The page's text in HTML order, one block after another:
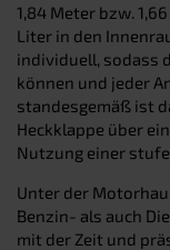
1,84 Meter bzw.
Liter in den
individuell, sodass
können und jeder
standesgemäß ist
Heckklappe über
Nutzung einer
Unter der
Benzin- als auch
mit der Zeit und